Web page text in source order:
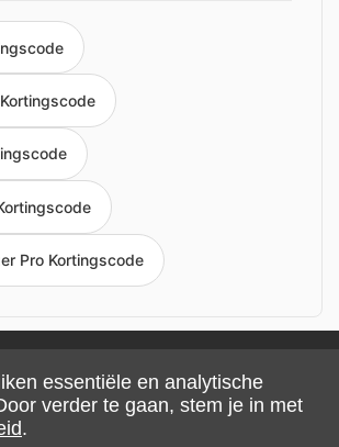
Pro Kortingscode
Impressum Algemene voorwaarden
IMP Multimedia GmbH
essentiële en analytische
verder te gaan, stem je in met
.